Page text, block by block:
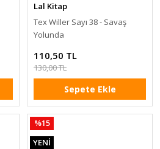
Lal Kitap
Tex Willer Sayı 38 - Savaş
Yolunda
110,50 TL
130,00 TL
Sepete Ekle
%15
YENİ